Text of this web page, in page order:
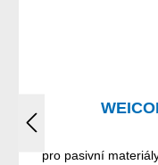
pro pasivní